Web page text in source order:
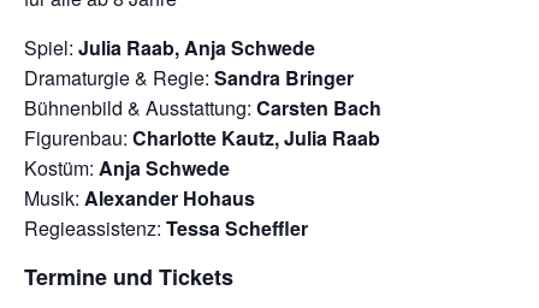
Spiel: Julia Raab, Anja Schwede
Dramaturgie & Regie: Sandra Bringer
Bühnenbild & Ausstattung: Carsten Bach
Figurenbau: Charlotte Kautz, Julia Raab
Kostüm: Anja Schwede
Musik: Alexander Hohaus
Regieassistenz: Tessa Scheffler
Termine und Tickets